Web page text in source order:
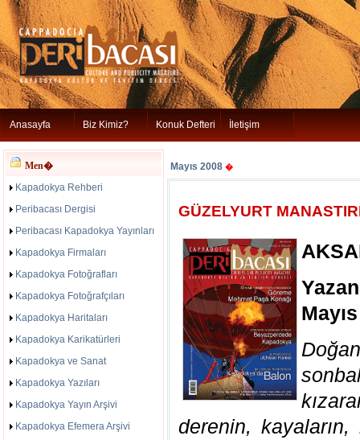
Anasayfa Biz Kimiz? Konuk Defteri İletişim
Men�
Kapadokya Rehberi
Peribacası Dergisi
Peribacası Kapadokya Yayınları
Kapadokya Firmaları
Kapadokya Fotoğrafları
Kapadokya Fotoğrafçıları
Kapadokya Haritaları
Kapadokya Karikatürleri
Kapadokya ve Sanat
Kapadokya Yazıları
Kapadokya Yayın Arşivi
Kapadokya Efemera Arşivi
Mayıs 2008 �
GÜZELYURT
derenin, kayaların,